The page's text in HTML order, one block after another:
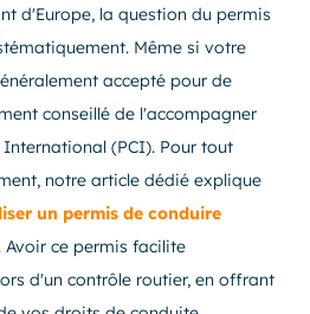
d'Europe, la question du permis
Même si votre
accepté pour de
conseillé de l'accompagner
(PCI). Pour tout
notre article dédié explique
un permis de conduire
. Avoir ce permis facilite
d'un contrôle routier, en offrant